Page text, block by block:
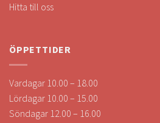
Hitta till oss
ÖPPETTIDER
Vardagar 10.00 – 18.00
Lördagar 10.00 – 15.00
Söndagar 12.00 – 16.00